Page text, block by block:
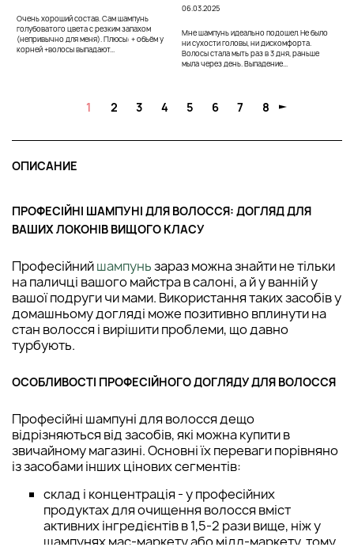
Очень хороший состав. Сам шампунь
голубоватого цвета с резким запахом
(непривычно для меня). Плюсы: + объём у
корней +волосы выпадают...
06.03.2025
Мне шампунь идеально подошел. Не было
ни сухости головы, ни дискомфорта.
Волосы стала мыть раз в 3 дня, раньше
мыла через день. Выпадение...
1 2 3 4 5 6 7 8
ОПИСАНИЕ
ПРОФЕСІЙНІ ШАМПУНІ ДЛЯ ВОЛОССЯ: ДОГЛЯД ДЛЯ
ВАШИХ ЛОКОНІВ ВИЩОГО КЛАСУ
Професійнийшампуньзараз можна знайти не тільки
на паличці вашого майстра в салоні, а й у ванній у
вашої подруги чи мами. Використання таких засобів у
домашньому догляді може позитивно вплинути на
стан волосся і вирішити проблеми, що давно
турбують.
ОСОБЛИВОСТІ ПРОФЕСІЙНОГО ДОГЛЯДУ ДЛЯ ВОЛОССЯ
Професійні шампуні для волосся дещо
відрізняються від засобів, які можна купити в
звичайному магазині. Основні їх переваги порівняно
із засобами інших цінових сегментів:
склад і концентрація - у професійних
продуктах для очищення волосся вміст
активних інгредієнтів в 1,5-2 рази вище, ніж у
шампунях мас-маркету або мідл-маркету, тому